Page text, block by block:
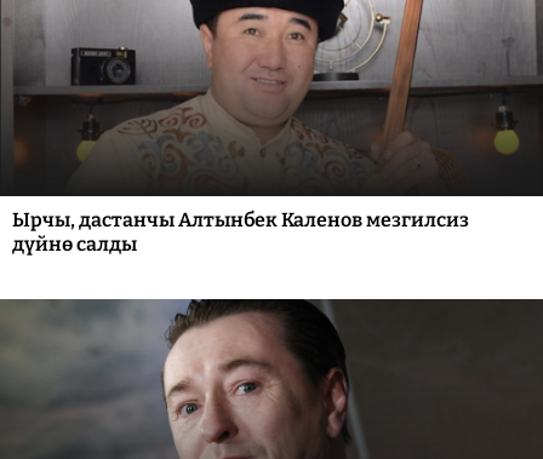
Ырчы, дастанчы Алтынбек Каленов мезгилсиз
дүйнө салды